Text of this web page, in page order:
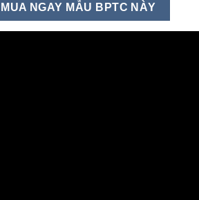
MUA NGAY MẪU BPTC NÀY